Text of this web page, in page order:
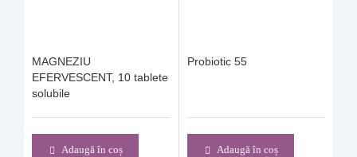
MAGNEZIU
EFERVESCENT, 10 tablete
solubile
Adaugă în coș
Probiotic 55
Adaugă în coș